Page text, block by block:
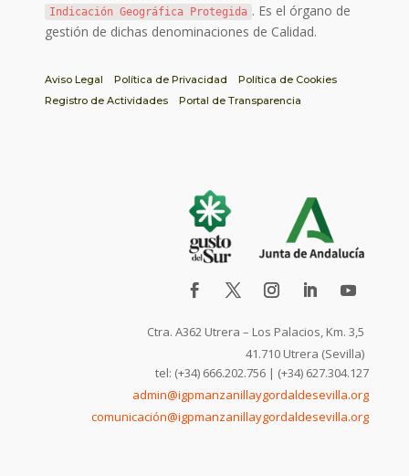
Indicación Geográfica Protegida . Es el órgano de
gestión de dichas denominaciones de Calidad.
Aviso Legal Política de Privacidad
Política de Cookies
Registro de Actividades
Portal de Transparencia
Ctra. A362 Utrera – Los Palacios, Km. 3,5
41.710 Utrera (Sevilla)
tel: (+34) 666.202.756 | (+34) 627.304.127
admin@igpmanzanillaygordaldesevilla.org
comunicación@igpmanzanillaygordaldesevilla.org